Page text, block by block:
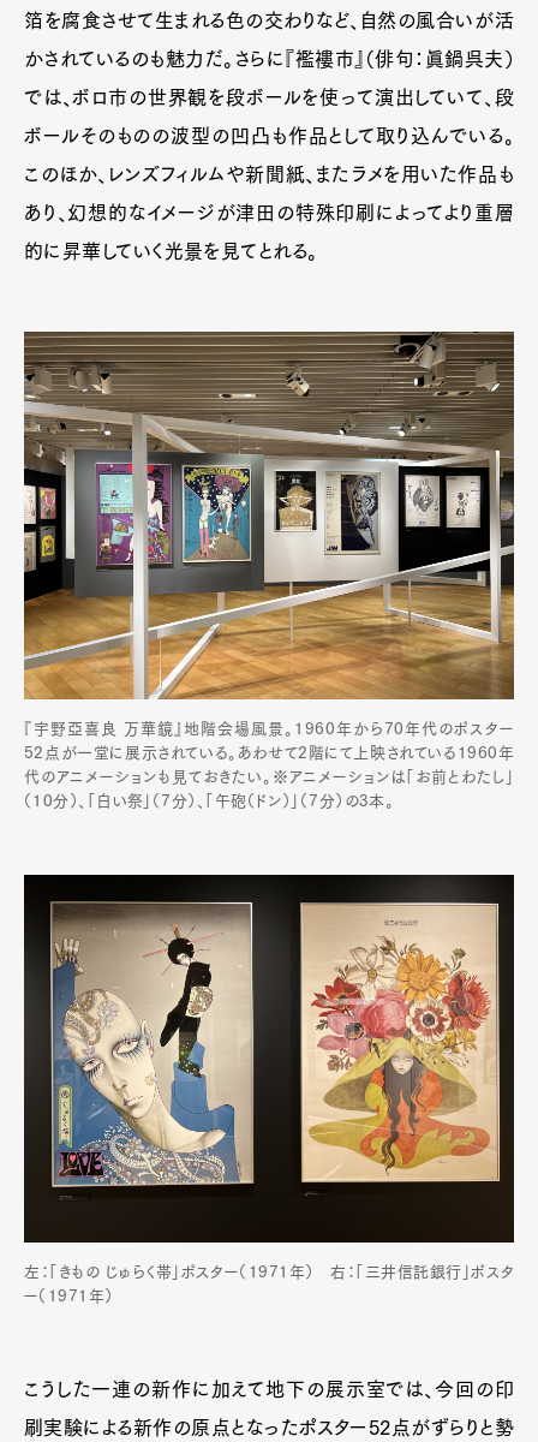
箔を腐食させて生まれる色の交わりなど、自然の風合いが活
かされているのも魅力だ。さらに『襤褸市』（俳句：眞鍋呉夫）
では、ボロ市の世界観を段ボールを使って演出していて、段
ボールそのものの波型の凹凸も作品として取り込んでいる。
このほか、レンズフィルムや新聞紙、またラメを用いた作品も
あり、幻想的なイメージが津田の特殊印刷によってより重層
的に昇華していく光景を見てとれる。
『宇野亞喜良 万華鏡』地階会場風景。1960年から70年代のポスター
52点が一堂に展示されている。あわせて2階にて上映されている1960年
代のアニメーションも見ておきたい。※アニメーションは「お前とわたし」
（10分）、「白い祭」（7分）、「午砲（ドン）」（7分）の3本。
左：「きもの じゅらく帯」ポスター（1971年） 右：「三井信託銀行」ポスタ
ー（1971年）
こうした一連の新作に加えて地下の展示室では、今回の印
刷実験による新作の原点となったポスター52点がずらりと勢